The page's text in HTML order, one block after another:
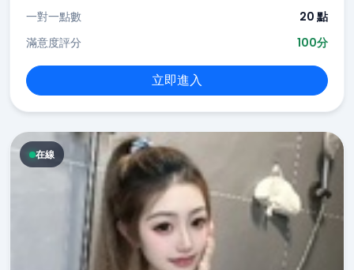
一對一點數
20 點
滿意度評分
100分
立即進入
在線